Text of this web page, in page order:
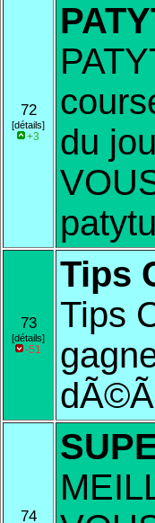
72
[détails]
+3
du
73
[détails]
-51
Tips
Tips
74